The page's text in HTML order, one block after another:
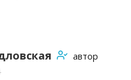
автор